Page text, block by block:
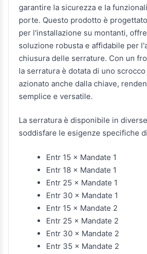
garantire la sicurezza e la
porte. Questo prodotto è
per l'installazione su montanti,
soluzione robusta e affidabile per
chiusura delle serrature. Con un
la serratura è dotata di uno
azionato anche dalla chiave,
semplice e versatile.
La serratura è disponibile in
soddisfare le esigenze specifiche
Entr 15 × Mandate 1
Entr 18 × Mandate 1
Entr 25 × Mandate 1
Entr 30 × Mandate 1
Entr 15 × Mandate 2
Entr 25 × Mandate 2
Entr 30 × Mandate 2
Entr 35 × Mandate 2